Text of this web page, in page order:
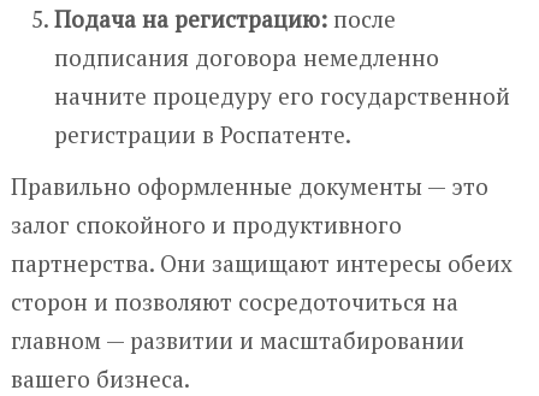
Подача на регистрацию: после
подписания договора немедленно
начните процедуру его государственной
регистрации в Роспатенте.
Правильно оформленные документы — это
залог спокойного и продуктивного
партнерства. Они защищают интересы обеих
сторон и позволяют сосредоточиться на
главном — развитии и масштабировании
вашего бизнеса.